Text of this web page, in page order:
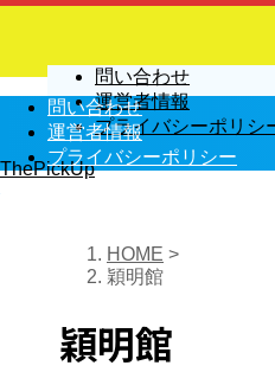
問い合わせ
運営者情報
プライバシーポリシ
ThePickUp
問い合わせ
運営者情報
プライバシーポリシー
HOME >
穎明館
穎明館